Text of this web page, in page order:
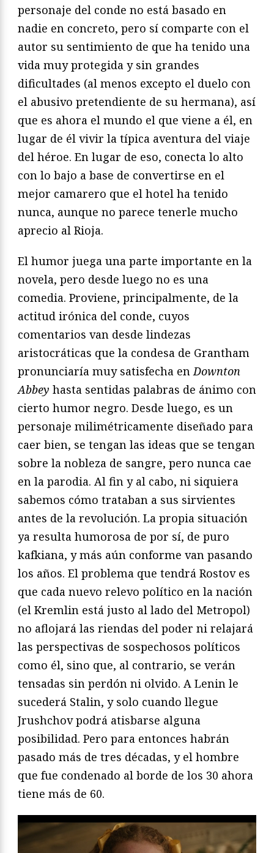
personaje del conde no está basado en
nadie en concreto, pero sí comparte con el
autor su sentimiento de que ha tenido una
vida muy protegida y sin grandes
dificultades (al menos excepto el duelo con
el abusivo pretendiente de su hermana), así
que es ahora el mundo el que viene a él, en
lugar de él vivir la típica aventura del viaje
del héroe. En lugar de eso, conecta lo alto
con lo bajo a base de convertirse en el
mejor camarero que el hotel ha tenido
nunca, aunque no parece tenerle mucho
aprecio al Rioja.
El humor juega una parte importante en la
novela, pero desde luego no es una
comedia. Proviene, principalmente, de la
actitud irónica del conde, cuyos
comentarios van desde lindezas
aristocráticas que la condesa de Grantham
pronunciaría muy satisfecha enDownton
Abbey hasta sentidas palabras de ánimo con
cierto humor negro. Desde luego, es un
personaje milimétricamente diseñado para
caer bien, se tengan las ideas que se tengan
sobre la nobleza de sangre, pero nunca cae
en la parodia. Al fin y al cabo, ni siquiera
sabemos cómo trataban a sus sirvientes
antes de la revolución. La propia situación
ya resulta humorosa de por sí, de puro
kafkiana, y más aún conforme van pasando
los años. El problema que tendrá Rostov es
que cada nuevo relevo político en la nación
(el Kremlin está justo al lado del Metropol)
no aflojará las riendas del poder ni relajará
las perspectivas de sospechosos políticos
como él, sino que, al contrario, se verán
tensadas sin perdón ni olvido. A Lenin le
sucederá Stalin, y solo cuando llegue
Jrushchov podrá atisbarse alguna
posibilidad. Pero para entonces habrán
pasado más de tres décadas, y el hombre
que fue condenado al borde de los 30 ahora
tiene más de 60.